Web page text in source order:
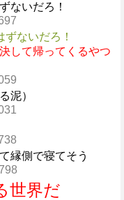
ないだろ！
ないだろ！
して帰ってくるやつ
泥）
縁側で寝てそう
世界だ